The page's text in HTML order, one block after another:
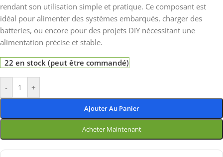
rendant son utilisation simple et pratique. Ce composant est
idéal pour alimenter des systèmes embarqués, charger des
batteries, ou encore pour des projets DIY nécessitant une
alimentation précise et stable.
22 en stock (peut être commandé)
- +
Ajouter Au Panier
Acheter Maintenant